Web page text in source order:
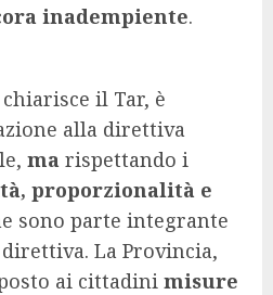
inadempiente.
il Tar, è
alla direttiva
ma rispettando i
proporzionalità e
sono parte integrante
La Provincia,
ai cittadini misure